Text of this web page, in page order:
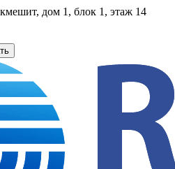
дом 1, блок 1, этаж 14